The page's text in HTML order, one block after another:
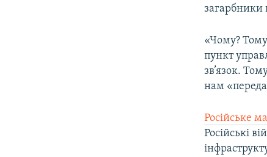
загарбники
«Чому?
пункт
зв’язок.
нам
Російське
Російські